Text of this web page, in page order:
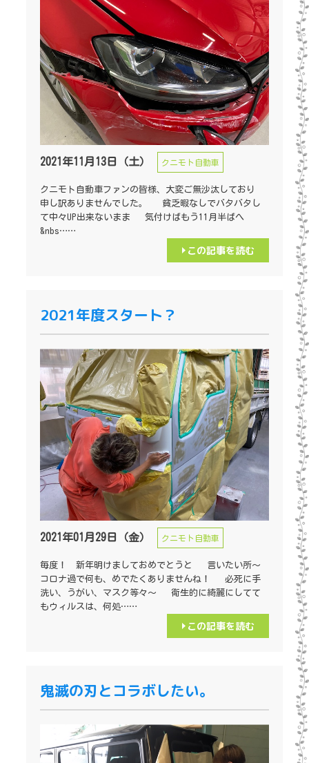
2021年11月13日（土） クニモト自動車
クニモト自動車ファンの皆様、大変ご無沙汰しており
申し訳ありませんでした。 貧乏暇なしでバタバタし
て中々UP出来ないまま 気付けばもう11月半ばへ
&nbs……
この記事を読む
2021年度スタート？
2021年01月29日（金） クニモト自動車
毎度！ 新年明けましておめでとうと 言いたい所～
コロナ過で何も、めでたくありませんね！ 必死に手
洗い、うがい、マスク等々～ 衛生的に綺麗にしてて
もウィルスは、何処……
この記事を読む
鬼滅の刃とコラボしたい。